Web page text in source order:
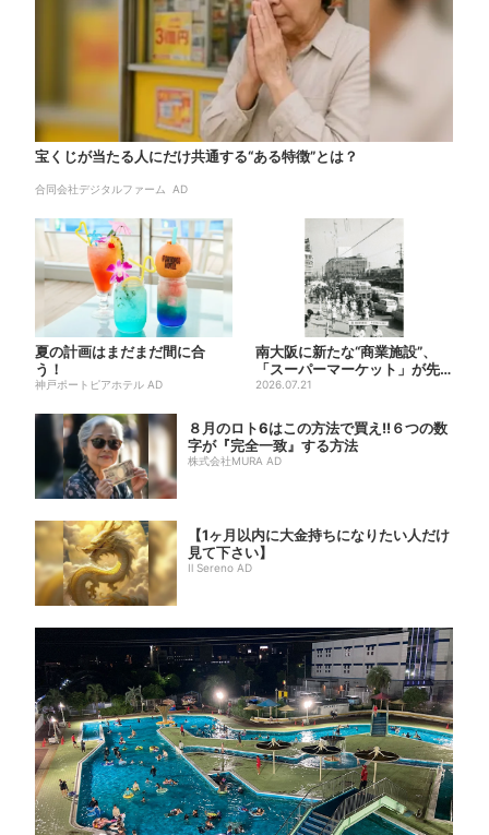
宝くじが当たる人にだけ共通する“ある特徴”とは？
合同会社デジタルファーム AD
夏の計画はまだまだ間に合
う！
神戸ポートピアホテル AD
南大阪に新たな“商業施設”、
「スーパーマーケット」が先
行オープン！駅直結＆21時...
2026.07.21
８月のロト6はこの方法で買え!!６つの数
字が『完全一致』する方法
株式会社MURA AD
【1ヶ月以内に大金持ちになりたい人だけ
見て下さい】
Il Sereno AD